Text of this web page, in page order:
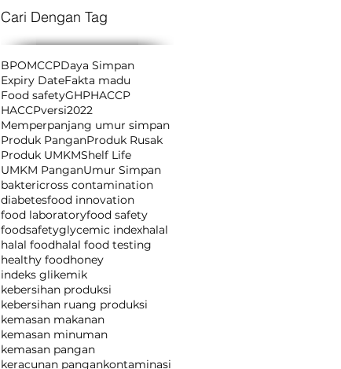
Cari Dengan Tag
BPOMCCPDaya Simpan
Expiry DateFakta madu
Food safetyGHPHACCP
HACCPversi2022
Memperpanjang umur simpan
Produk PanganProduk Rusak
Produk UMKMShelf Life
UMKM PanganUmur Simpan
baktericross contamination
diabetesfood innovation
food laboratoryfood safety
foodsafetyglycemic indexhalal
halal foodhalal food testing
healthy foodhoney
indeks glikemik
kebersihan produksi
kebersihan ruang produksi
kemasan makanan
kemasan minuman
kemasan pangan
keracunan pangankontaminasi